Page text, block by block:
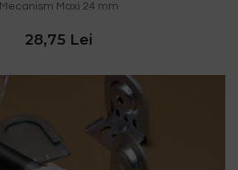
Mecanism Maxi 24 mm
28,75 Lei